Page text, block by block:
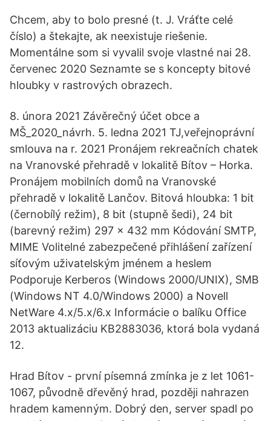
Chcem, aby to bolo presné (t. J. Vráťte celé
číslo) a štekajte, ak neexistuje riešenie.
Momentálne som si vyvalil svoje vlastné nai 28.
červenec 2020 Seznamte se s koncepty bitové
hloubky v rastrových obrazech.
8. února 2021 Závěrečný účet obce a
MŠ_2020_návrh. 5. ledna 2021 TJ,veřejnoprávní
smlouva na r. 2021 Pronájem rekreačních chatek
na Vranovské přehradě v lokalitě Bítov – Horka.
Pronájem mobilních domů na Vranovské
přehradě v lokalitě Lančov. Bitová hloubka: 1 bit
(černobílý režim), 8 bit (stupně šedi), 24 bit
(barevný režim) 297 x 432 mm Kódování SMTP,
MIME Volitelné zabezpečené přihlášení zařízení
síťovým uživatelským jménem a heslem
Podporuje Kerberos (Windows 2000/UNIX), SMB
(Windows NT 4.0/Windows 2000) a Novell
NetWare 4.x/5.x/6.x Informácie o balíku Office
2013 aktualizáciu KB2883036, ktorá bola vydaná
12.
Hrad Bítov - první písemná zmínka je z let 1061-
1067, původně dřevěný hrad, později nahrazen
hradem kamenným. Dobrý den, server spadl po